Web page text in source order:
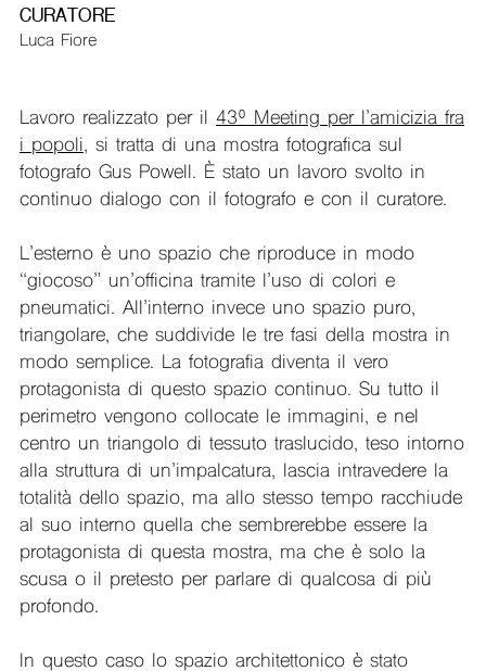
CURATORE
Luca Fiore
Lavoro realizzato per il 43º Meeting per l’amicizia fra
i popoli, si tratta di una mostra fotografica sul
fotografo Gus Powell. È stato un lavoro svolto in
continuo dialogo con il fotografo e con il curatore.
L’esterno è uno spazio che riproduce in modo
“giocoso” un’officina tramite l’uso di colori e
pneumatici. All’interno invece uno spazio puro,
triangolare, che suddivide le tre fasi della mostra in
modo semplice. La fotografia diventa il vero
protagonista di questo spazio continuo. Su tutto il
perimetro vengono collocate le immagini, e nel
centro un triangolo di tessuto traslucido, teso intorno
alla struttura di un’impalcatura, lascia intravedere la
totalità dello spazio, ma allo stesso tempo racchiude
al suo interno quella che sembrerebbe essere la
protagonista di questa mostra, ma che è solo la
scusa o il pretesto per parlare di qualcosa di più
profondo.
In questo caso lo spazio architettonico è stato